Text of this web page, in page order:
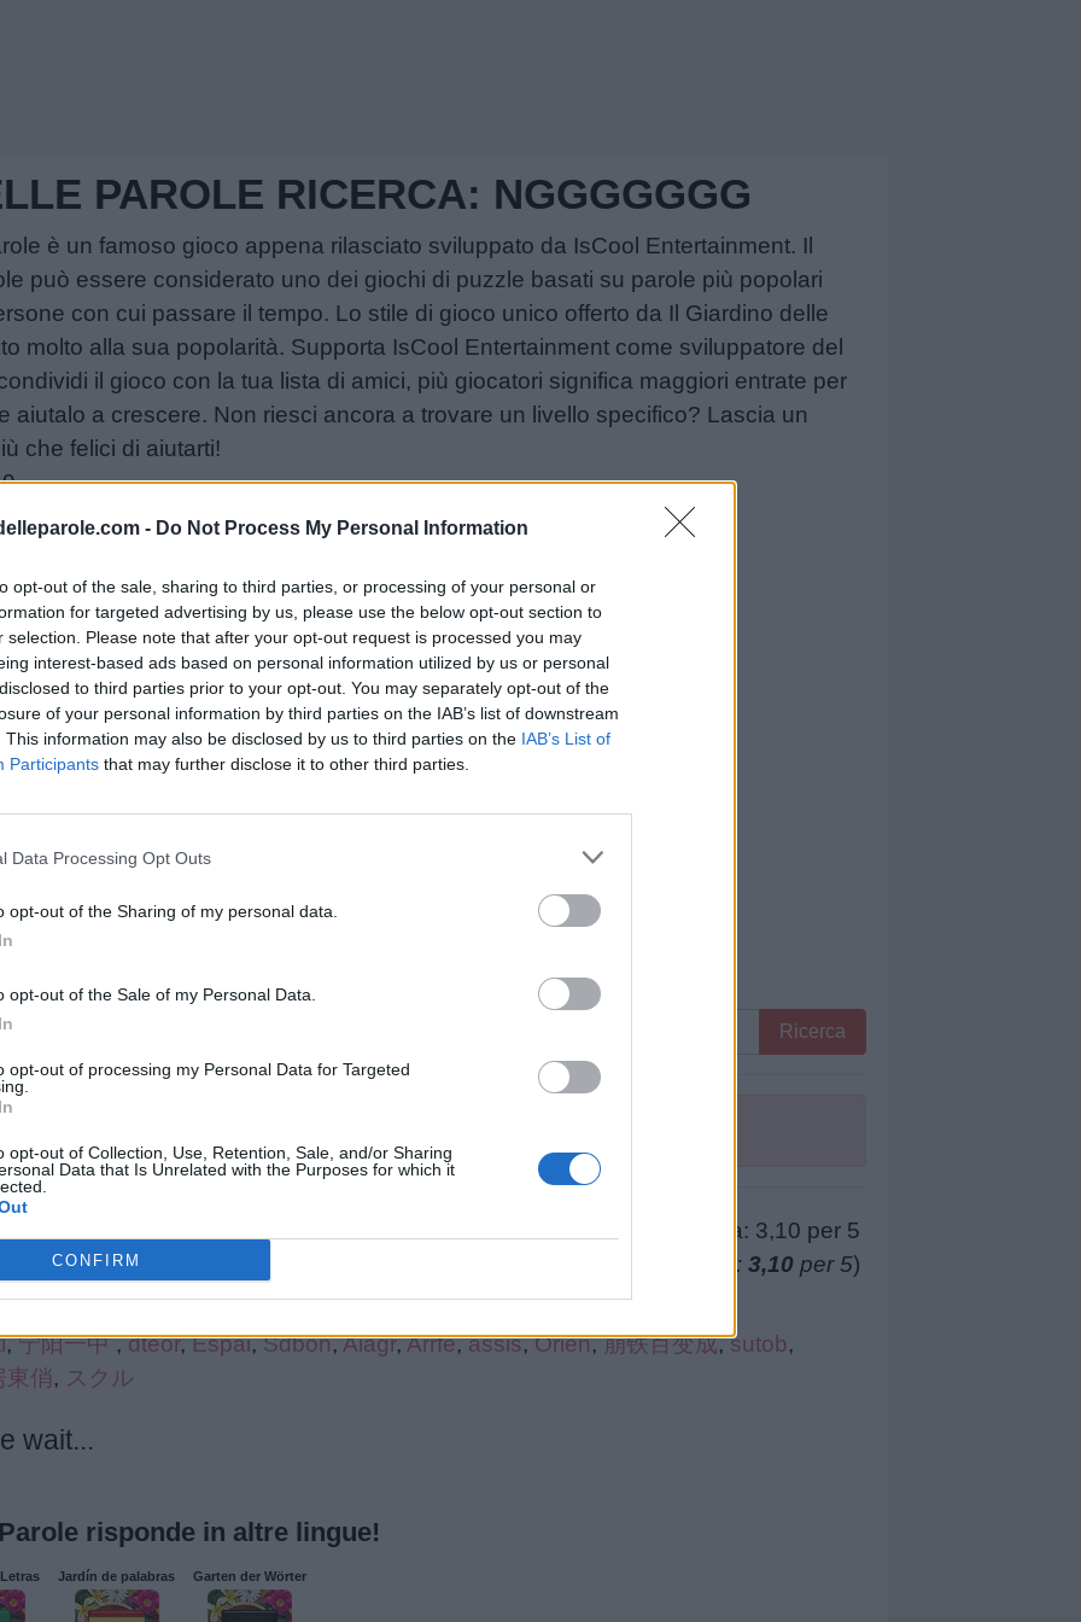
- Do Not Process My Personal Information
opt-out of the sale, sharing to third parties, or processing of your personal or
for targeted advertising by us, please use the below opt-out section to
selection. Please note that after your opt-out request is processed you may
interest-based ads based on personal information utilized by us or personal
to third parties prior to your opt-out. You may separately opt-out of the
of your personal information by third parties on the IAB’s list of downstream
This information may also be disclosed by us to third parties on the IAB’s List of
Participants that may further disclose it to other third parties.
Data Processing Opt Outs
opt-out of the Sharing of my personal data.
opt-out of the Sale of my Personal Data.
opt-out of processing my Personal Data for Targeted
opt-out of Collection, Use, Retention, Sale, and/or Sharing
Data that Is Unrelated with the Purposes for which it
CONFIRM
PAROLE RICERCA: NGGGGGGG
è un famoso gioco appena rilasciato sviluppato da IsCool Entertainment. Il
può essere considerato uno dei giochi di puzzle basati su parole più popolari
con cui passare il tempo. Lo stile di gioco unico offerto da Il Giardino delle
molto alla sua popolarità. Supporta IsCool Entertainment come sviluppatore del
il gioco con la tua lista di amici, più giocatori significa maggiori entrate per
aiutalo a crescere. Non riesci ancora a trovare un livello specifico? Lascia un
che felici di aiutarti!
puzzle:
Ricerca
voti, media: 3,10 per 5)
,宁阳一中,dteor,Espai,Sdbon,Aiagr,Arrfe,assis,Orien,崩铁百变成,sutob,
東俏, スクル
wait...
risponde in altre lingue!
Jardín de palabras Garten der Wörter